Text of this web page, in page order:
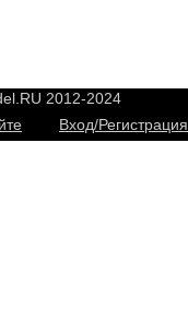
2012-2024
Вход/Регистрация